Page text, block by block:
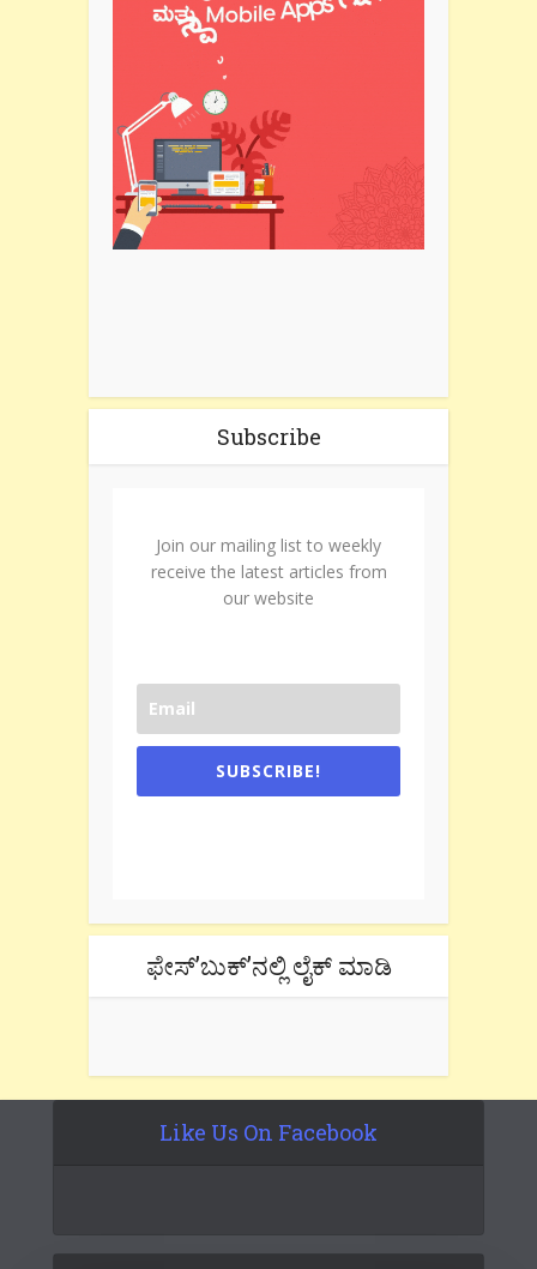
Subscribe
Join our mailing list to weekly
receive the latest articles from
our website
SUBSCRIBE!
ಫೇಸ್’ಬುಕ್’ನಲ್ಲಿ ಲೈಕ್ ಮಾಡಿ
Like Us On Facebook